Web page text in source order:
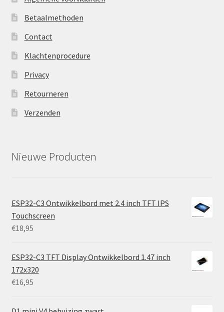
Betaalmethoden
Contact
Klachtenprocedure
Privacy
Retourneren
Verzenden
Nieuwe Producten
ESP32-C3 Ontwikkelbord met 2.4 inch TFT IPS
Touchscreen
€18,95
ESP32-C3 TFT Display Ontwikkelbord 1.47 inch
172x320
€16,95